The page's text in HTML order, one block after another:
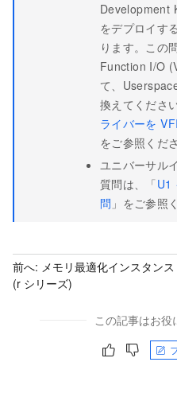
Development
をデプロイす
ります。この
Function I/O
て、
換えてくださ
ライバーを
をご参照くだ
ユニバーサル
質問は、「U1
問 」をご参照
前へ: メモリ最適化インスタンス
(r シリーズ)
この記事はお役